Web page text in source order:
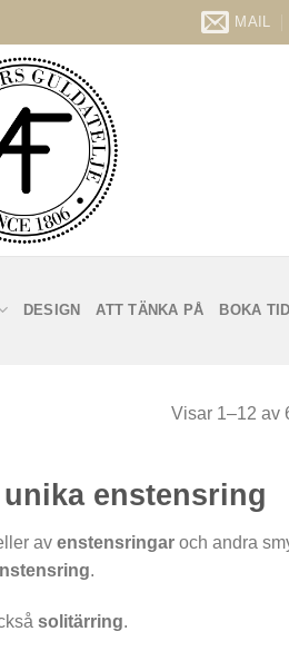
MAIL
DESIGN ATT TÄNKA PÅ BOKA
Visar 1–12 av
enstensring
av enstensringar och andra
.
solitärring.